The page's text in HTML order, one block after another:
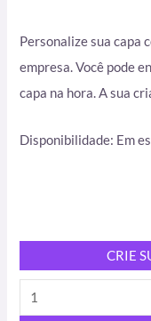
Personalize sua capa
empresa. Você pode
capa na hora. A sua
Disponibilidade: Em
CRIE